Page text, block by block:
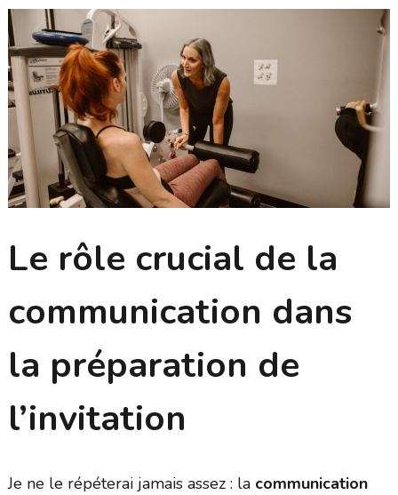
Le rôle crucial de la
communication dans
la préparation de
l’invitation
Je ne le répéterai jamais assez : la communication